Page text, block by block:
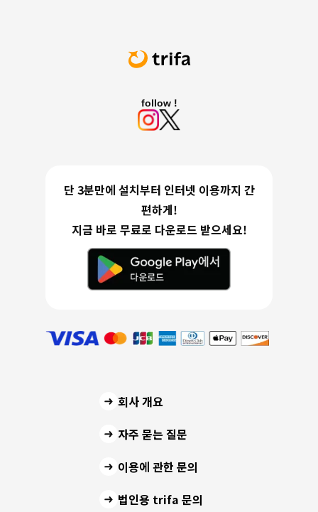
follow !
단 3분만에 설치부터 인터넷 이용까지 간
편하게!
지금 바로 무료로 다운로드 받으세요!
회사 개요
자주 묻는 질문
이용에 관한 문의
법인용 trifa 문의